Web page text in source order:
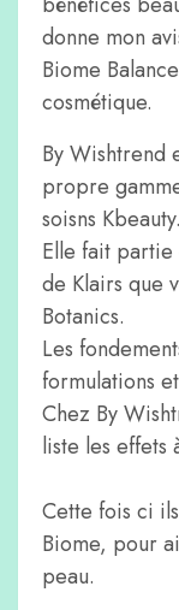
donne mon
Biome
cosmétique.
By Wishtrend
propre
soisns Kbeauty.
Elle fait
de Klairs que
Botanics.
Les
formulations
Chez By
liste les effets
Cette fois ci
Biome, pour
peau.